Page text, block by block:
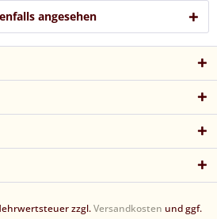
angesehen
zzgl.Versandkosten und ggf.